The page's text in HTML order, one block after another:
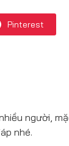
Pinterest
người,
nhé.